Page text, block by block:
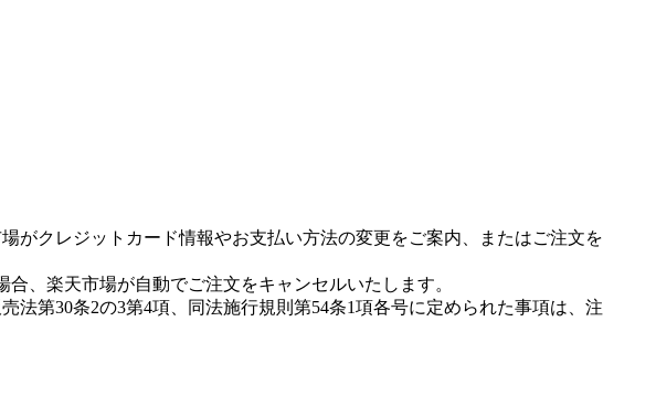
がクレジットカード情報やお支払い方法の変更をご案内、またはご注文を
、楽天市場が自動でご注文をキャンセルいたします。
第30条2の3第4項、同法施行規則第54条1項各号に定められた事項は、注